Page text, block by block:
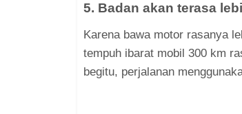
5. Badan akan terasa
Karena bawa motor rasanya
tempuh ibarat mobil 300 km
begitu, perjalanan